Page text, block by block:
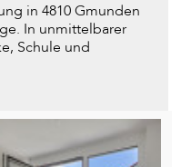
in 4810 Gmunden
In unmittelbarer
Schule und